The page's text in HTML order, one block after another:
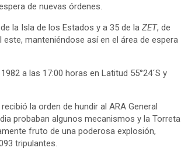
de nuevas órdenes.
la Isla de los Estados y a 35 de la ZET, de
manteniéndose así en el área de espera
a las 17:00 horas en Latitud 55°24´S y
la orden de hundir al ARA General
probaban algunos mecanismos y la Torreta
fruto de una poderosa explosión,
tripulantes.